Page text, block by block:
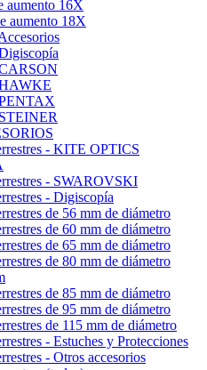
aumento 16X
aumento 18X
- KITE OPTICS
- SWAROVSKI
- Digiscopía
de 56 mm de diámetro
de 60 mm de diámetro
de 65 mm de diámetro
de 80 mm de diámetro
de 85 mm de diámetro
de 95 mm de diámetro
de 115 mm de diámetro
- Estuches y Protecciones
- Otros accesorios